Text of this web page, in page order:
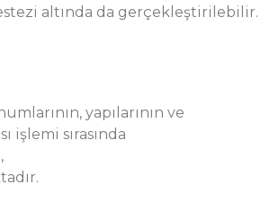
altında da gerçekleştirilebilir.
yapılarının ve
sırasında